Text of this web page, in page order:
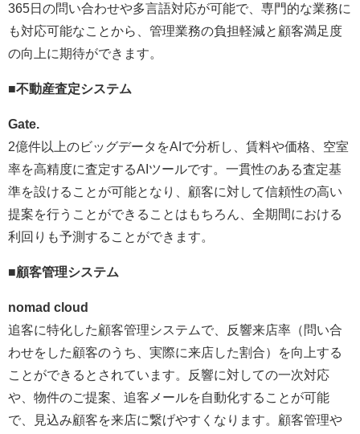
365日の問い合わせや多言語対応が可能で、専門的な業務に
も対応可能なことから、管理業務の負担軽減と顧客満足度
の向上に期待ができます。
■不動産査定システム
Gate.
2億件以上のビッグデータをAIで分析し、賃料や価格、空室
率を高精度に査定するAIツールです。一貫性のある査定基
準を設けることが可能となり、顧客に対して信頼性の高い
提案を行うことができることはもちろん、全期間における
利回りも予測することができます。
■顧客管理システム
nomad cloud
追客に特化した顧客管理システムで、反響来店率（問い合
わせをした顧客のうち、実際に来店した割合）を向上する
ことができるとされています。反響に対しての一次対応
や、物件のご提案、追客メールを自動化することが可能
で、見込み顧客を来店に繋げやすくなります。顧客管理や